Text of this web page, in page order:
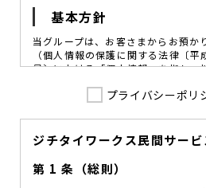
基本方針
当グループは、お客さまからお預か
（個人情報の保護に関する法律〔平
号〕における「個人情報」を指し、
図ることが、重要な社会的責務であ
を定め、役員及び従業員に個人情報
組みを徹底させることによって、個
に努めてまいります。
プライバシーポリ
ジチタイワークス民間サー
第 1 条（総則）